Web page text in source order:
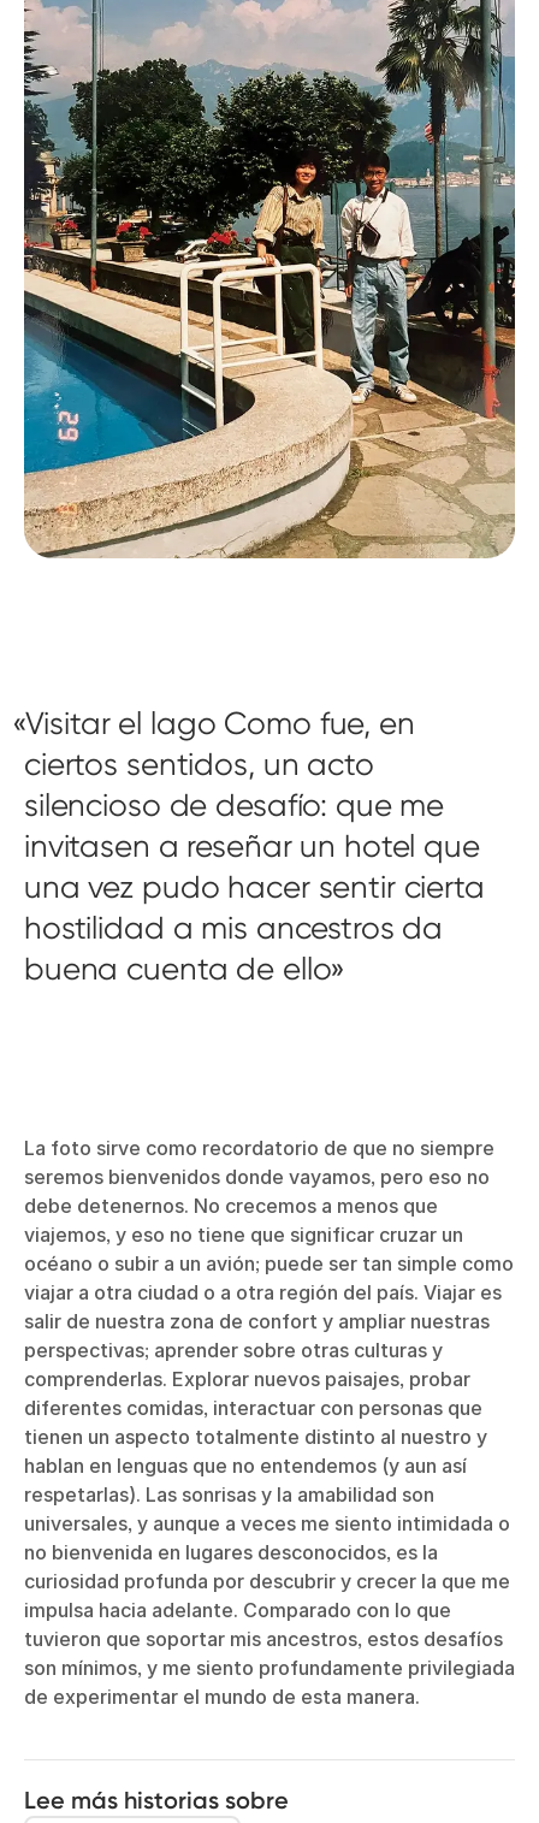
Visitar el lago Como fue, en
ciertos sentidos, un acto
silencioso de desafío: que me
invitasen a reseñar un hotel que
una vez pudo hacer sentir cierta
hostilidad a mis ancestros da
buena cuenta de ello
La foto sirve como recordatorio de que no siempre
seremos bienvenidos donde vayamos, pero eso no
debe detenernos. No crecemos a menos que
viajemos, y eso no tiene que significar cruzar un
océano o subir a un avión; puede ser tan simple como
viajar a otra ciudad o a otra región del país. Viajar es
salir de nuestra zona de confort y ampliar nuestras
perspectivas; aprender sobre otras culturas y
comprenderlas. Explorar nuevos paisajes, probar
diferentes comidas, interactuar con personas que
tienen un aspecto totalmente distinto al nuestro y
hablan en lenguas que no entendemos (y aun así
respetarlas). Las sonrisas y la amabilidad son
universales, y aunque a veces me siento intimidada o
no bienvenida en lugares desconocidos, es la
curiosidad profunda por descubrir y crecer la que me
impulsa hacia adelante. Comparado con lo que
tuvieron que soportar mis ancestros, estos desafíos
son mínimos, y me siento profundamente privilegiada
de experimentar el mundo de esta manera.
Lee más historias sobre